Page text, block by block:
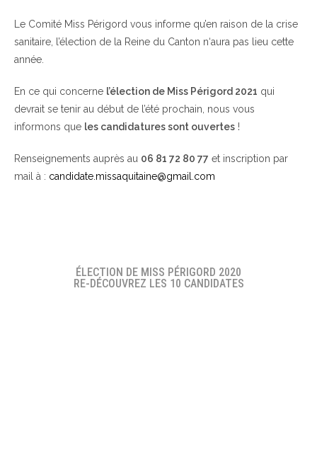
Le Comité Miss Périgord vous informe qu’en raison de la crise
sanitaire, l’élection de la Reine du Canton n‘aura pas lieu cette
année.
En ce qui concerne l’élection de Miss Périgord 2021 qui
devrait se tenir au début de l’été prochain, nous vous
informons que les candidatures sont ouvertes !
Renseignements auprès au 06 81 72 80 77 et inscription par
mail à : candidate.missaquitaine@gmail.com
ÉLECTION DE MISS PÉRIGORD 2020
RE-DÉCOUVREZ LES 10 CANDIDATES